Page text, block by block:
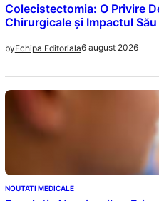
Colecistectomia: O Privire
Chirurgicale și Impactul
byEchipa Editoriala6 august 2026
NOUTATI MEDICALE